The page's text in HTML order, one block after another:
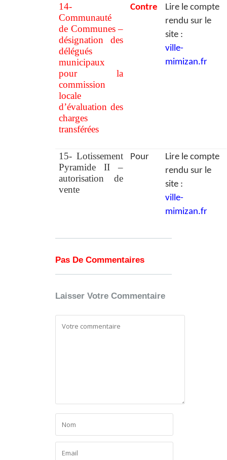
14-
Communauté
de Communes –
désignation des
délégués
municipaux
pour la
commission
locale
d’évaluation des
charges
transférées
Contre
Lire le compte
rendu sur le
site :
ville-
mimizan.fr
15- Lotissement
Pyramide II –
autorisation de
vente
Pour
Lire le compte
rendu sur le
site :
ville-
mimizan.fr
Pas De Commentaires
Laisser Votre Commentaire